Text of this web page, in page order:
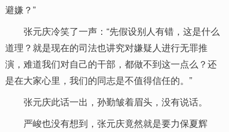
避嫌？”
张元庆冷笑了一声：“先假设别人有错，这是什么
道理？就是现在的司法也讲究对嫌疑人进行无罪推
演，难道我们对自己的干部，都做不到这一点么？还
是在大家心里，我们的同志是不值得信任的。”
张元庆此话一出，孙勤皱着眉头，没有说话。
严峻也没有想到，张元庆竟然就是要力保夏辉